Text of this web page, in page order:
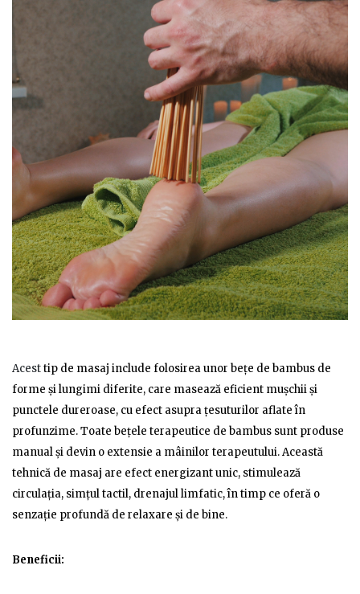
Acesttip de masaj include folosirea unor bețe de bambus de
forme și lungimi diferite, care masează eficient mușchii și
punctele dureroase, cu efect asupra țesuturilor aflate în
profunzime. Toate bețele terapeutice de bambus sunt produse
manual și devin o extensie a mâinilor terapeutului. Această
tehnică de masaj are efect energizant unic, stimulează
circulația, simțul tactil, drenajul limfatic, în timp ce oferă o
senzație profundă de relaxare și de bine.
Beneficii: